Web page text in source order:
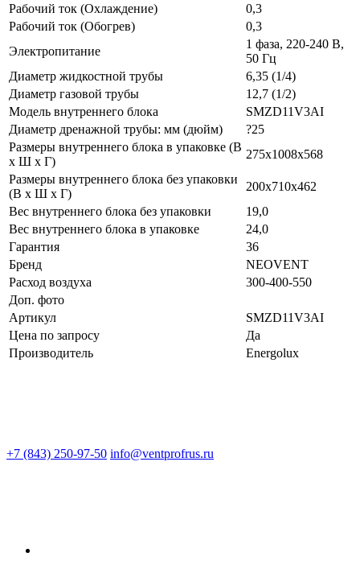
Рабочий ток (Охлаждение)
0,3
Рабочий ток (Обогрев)
0,3
Электропитание
1 фаза, 220-240 В,
50 Гц
Диаметр жидкостной трубы
6,35 (1/4)
Диаметр газовой трубы
12,7 (1/2)
Модель внутреннего блока
SMZD11V3AI
Диаметр дренажной трубы: мм (дюйм)
?25
Размеры внутреннего блока в упаковке (В
х Ш х Г)
275х1008х568
Размеры внутреннего блока без упаковки
(В х Ш х Г)
200x710x462
Вес внутреннего блока без упаковки
19,0
Вес внутреннего блока в упаковке
24,0
Гарантия
36
Бренд
NEOVENT
Расход воздуха
300-400-550
Доп. фото
Артикул
SMZD11V3AI
Цена по запросу
Да
Производитель
Energolux
+7 (843) 250-97-50 info@ventprofrus.ru